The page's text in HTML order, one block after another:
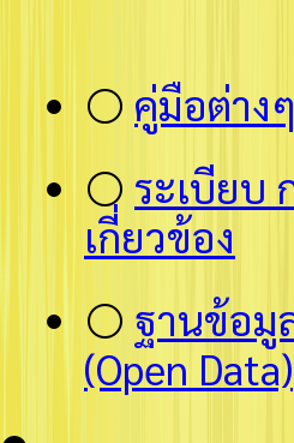
⚪ คู่มือต่างๆ
⚪ ระเบียบ
เกี่ยวข้อง
⚪ ฐานข้อมู
(Open Data)